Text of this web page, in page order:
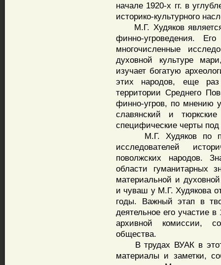
начале 1920-х гг. в
историко-культурного
М.Г. Худяков является
финно-угроведения.
многочисленные
духовной культуре
изучает богатую
этих народов, еще раз
территории Среднего
финно-угров, по мнению
славянский и
специфические черты
М.Г. Худяков по
исследователей
поволжских народов.
области гуманитарных
материальной и
и чуваш у М.Г. Худякова
годы. Важный этап в
деятельное его участие
архивной комиссии,
общества.
В трудах ВУАК в этот
материалы и заметки,